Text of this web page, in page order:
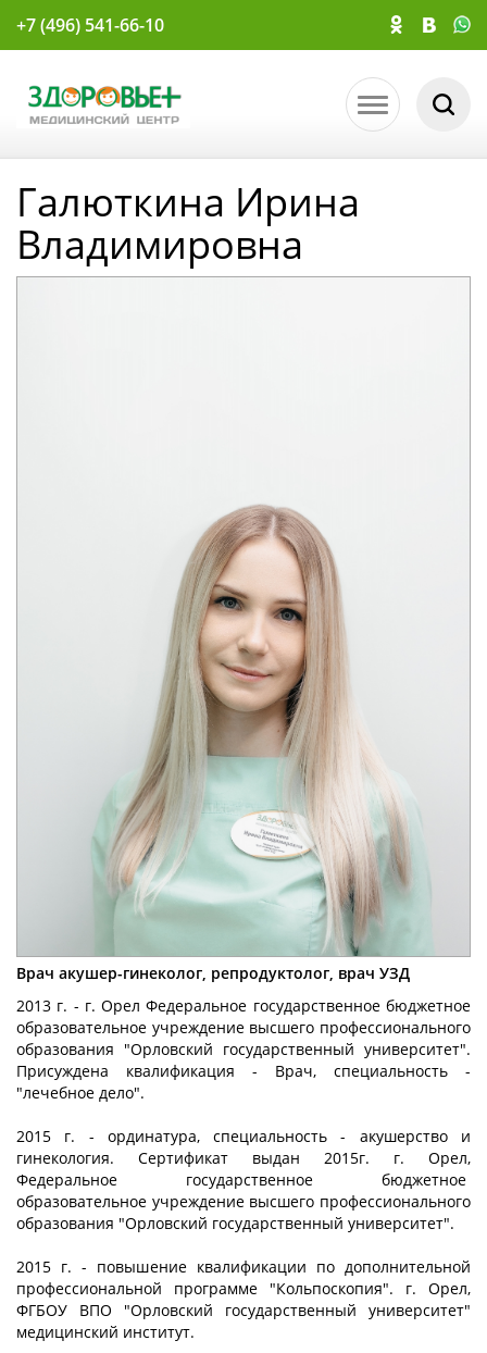
+7 (496) 541-66-10
Галюткина Ирина
Владимировна
Врач акушер-гинеколог, репродуктолог, врач УЗД
2013 г. - г. Орел Федеральное государственное бюджетное
образовательное учреждение высшего профессионального
образования "Орловский государственный университет".
Присуждена квалификация - Врач, специальность -
"лечебное дело".
2015 г. - ординатура, специальность - акушерство и
гинекология. Сертификат выдан 2015г. г. Орел,
Федеральное государственное бюджетное
образовательное учреждение высшего профессионального
образования "Орловский государственный университет".
2015 г. - повышение квалификации по дополнительной
профессиональной программе "Кольпоскопия". г. Орел,
ФГБОУ ВПО "Орловский государственный университет"
медицинский институт.